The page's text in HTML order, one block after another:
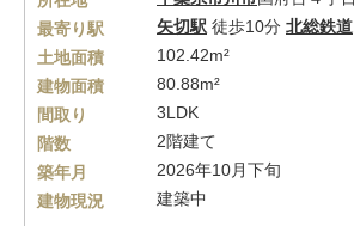
最寄り駅
矢切駅 徒歩10分 北総鉄道
土地面積
102.42m²
建物面積
80.88m²
間取り
3LDK
階数
2階建て
築年月
2026年10月下旬
建物現況
建築中